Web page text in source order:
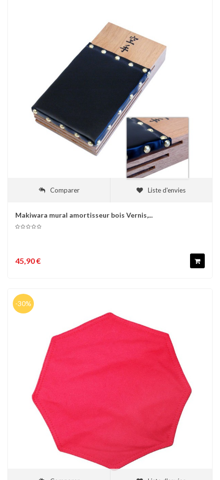
Comparer Liste d'envies
Makiwara mural amortisseur bois Vernis,...
45,90 €
-30%